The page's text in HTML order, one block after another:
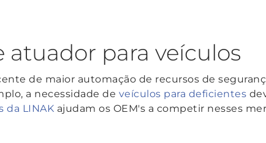
atuador para veículos
de maior automação de recursos de
a necessidade de veículos para deficientes
da LINAK ajudam os OEM's a competir nesses